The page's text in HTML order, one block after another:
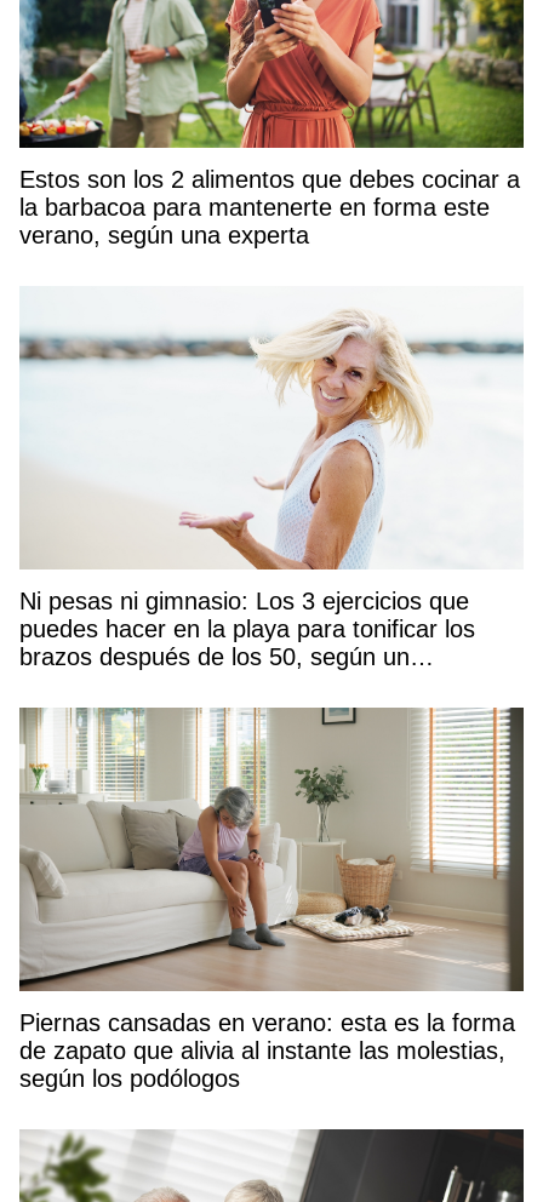
Estos son los 2 alimentos que debes cocinar a
la barbacoa para mantenerte en forma este
verano, según una experta
Ni pesas ni gimnasio: Los 3 ejercicios que
puedes hacer en la playa para tonificar los
brazos después de los 50, según un
Piernas cansadas en verano: esta es la forma
de zapato que alivia al instante las molestias,
según los podólogos